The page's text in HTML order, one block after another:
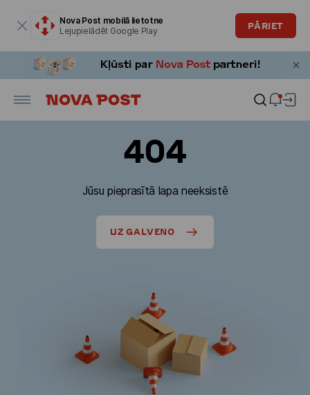
Nova Post mobilā lietotne
Lejupielādēt Google Play
PĀRIET
404
Jūsu pieprasītā lapa neeksistē
UZ GALVENO